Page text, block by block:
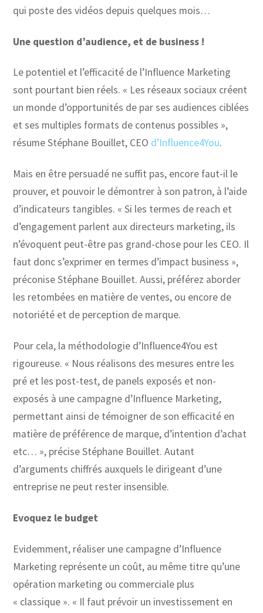
qui poste des vidéos depuis quelques mois…
Une question d’audience, et de business !
Le potentiel et l’efficacité de l’Influence Marketing
sont pourtant bien réels. « Les réseaux sociaux créent
un monde d’opportunités de par ses audiences ciblées
et ses multiples formats de contenus possibles »,
résume Stéphane Bouillet, CEO d’Influence4You.
Mais en être persuadé ne suffit pas, encore faut-il le
prouver, et pouvoir le démontrer à son patron, à l’aide
d’indicateurs tangibles. « Si les termes de reach et
d’engagement parlent aux directeurs marketing, ils
n’évoquent peut-être pas grand-chose pour les CEO. Il
faut donc s’exprimer en termes d’impact business »,
préconise Stéphane Bouillet. Aussi, préférez aborder
les retombées en matière de ventes, ou encore de
notoriété et de perception de marque.
Pour cela, la méthodologie d’Influence4You est
rigoureuse. « Nous réalisons des mesures entre les
pré et les post-test, de panels exposés et non-
exposés à une campagne d’Influence Marketing,
permettant ainsi de témoigner de son efficacité en
matière de préférence de marque, d’intention d’achat
etc… », précise Stéphane Bouillet. Autant
d’arguments chiffrés auxquels le dirigeant d’une
entreprise ne peut rester insensible.
Evoquez le budget
Evidemment, réaliser une campagne d’Influence
Marketing représente un coût, au même titre qu’une
opération marketing ou commerciale plus
« classique ». « Il faut prévoir un investissement en